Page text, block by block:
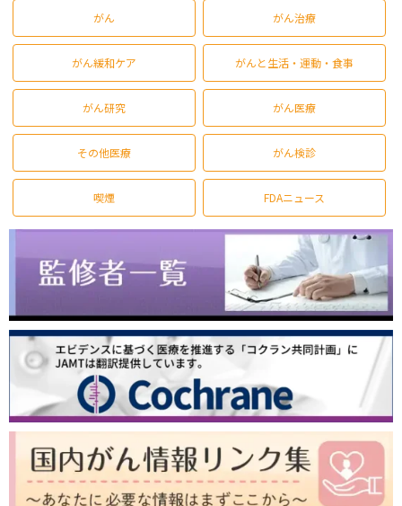
がん がん治療
がん緩和ケア がんと生活・運動・食事
がん研究 がん医療
その他医療 がん検診
喫煙 FDAニュース